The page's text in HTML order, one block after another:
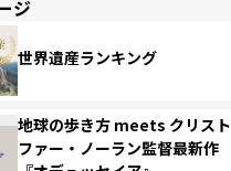
ジ
世界遺産ランキング
地球の歩き方 meets クリスト
ファー・ノーラン監督最新作